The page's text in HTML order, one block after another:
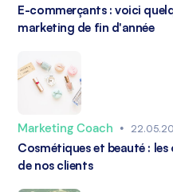
E-commerçants : voici
marketing de fin d'année
Marketing Coach •
Cosmétiques et beauté :
de nos clients